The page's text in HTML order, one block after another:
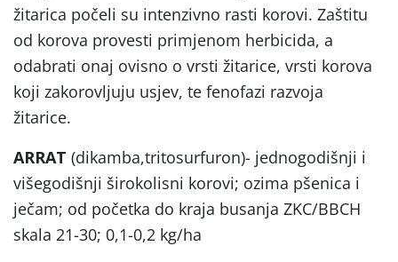
žitarica počeli su intenzivno rasti korovi. Zaštitu
od korova provesti primjenom herbicida, a
odabrati onaj ovisno o vrsti žitarice, vrsti korova
koji zakorovljuju usjev, te fenofazi razvoja
žitarice.
ARRAT (dikamba,tritosurfuron)- jednogodišnji i
višegodišnji širokolisni korovi; ozima pšenica i
ječam; od početka do kraja busanja ZKC/BBCH
skala 21-30; 0,1-0,2 kg/ha